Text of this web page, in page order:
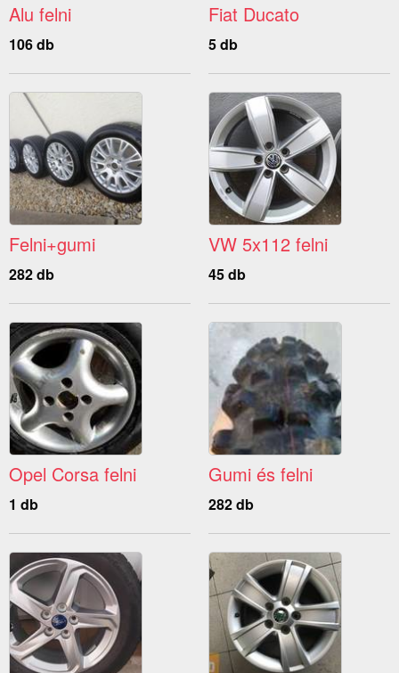
Alu felni
106 db
Fiat Ducato
5 db
Felni+gumi
282 db
VW 5x112 felni
45 db
Opel Corsa felni
1 db
Gumi és felni
282 db